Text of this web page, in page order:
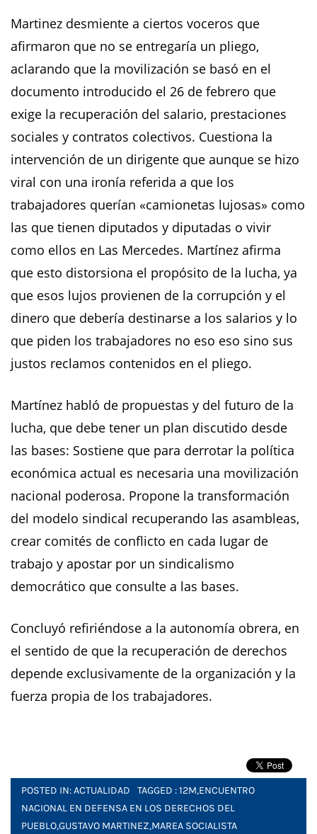
​Martinez desmiente a ciertos voceros que
afirmaron que no se entregaría un pliego,
aclarando que la movilización se basó en el
documento introducido el 26 de febrero que
exige la recuperación del salario, prestaciones
sociales y contratos colectivos. Cuestiona la
intervención de un dirigente que aunque se hizo
viral con una ironía referida a que los
trabajadores querían «camionetas lujosas» como
las que tienen diputados y diputadas o vivir
como ellos en Las Mercedes. Martínez afirma
que esto distorsiona el propósito de la lucha, ya
que esos lujos provienen de la corrupción y el
dinero que debería destinarse a los salarios y lo
que piden los trabajadores no eso eso sino sus
justos reclamos contenidos en el pliego.
​Martínez habló de propuestas y del futuro de la
lucha, que debe tener un plan discutido desde
las bases: Sostiene que para derrotar la política
económica actual es necesaria una movilización
nacional poderosa. Propone la transformación
del modelo sindical recuperando las asambleas,
crear comités de conflicto en cada lugar de
trabajo y apostar por un sindicalismo
democrático que consulte a las bases.
Concluyó refiriéndose a la autonomía obrera, en
el sentido de que la recuperación de derechos
depende exclusivamente de la organización y la
fuerza propia de los trabajadores.
POSTED IN:ACTUALIDAD TAGGED :12M,ENCUENTRO
NACIONAL EN DEFENSA EN LOS DERECHOS DEL
PUEBLO,GUSTAVO MARTINEZ,MAREA SOCIALISTA